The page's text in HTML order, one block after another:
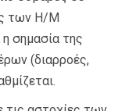
των Η/Μ
σημασία της
(διαρροές,